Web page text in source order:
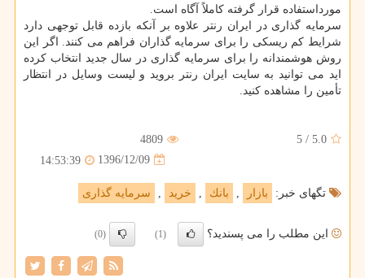
مورداستفاده قرار گرفته كاملاً آگاه است.
سرمایه گذاری در ایران رنتر علاوه بر آنكه بازده قابل توجهی دارد
شرایط كم ریسكی را برای سرمایه گذاران فراهم می كنند. اگر این
روش هوشمندانه را برای سرمایه گذاری در سال جدید انتخاب كرده
اید می توانید به سایت ایران رنتر بروید و لیست وسایل در انتظار
تأمین را مشاهده كنید.
5.0
/
5
4809
1396/12/09
14:53:39
تگهای خبر: بازار بانك خرید سرمایه گذاری
این مطلب را می پسندید؟ (1)
(0)